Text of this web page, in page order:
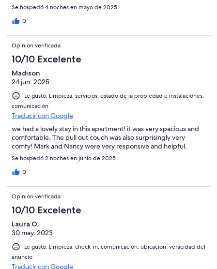
Se hospedó 4 noches en mayo de 2025
0
Opinión verificada
10/10 Excelente
Madison
24 jun. 2025
Le gustó: Limpieza, servicios, estado de la propiedad e instalaciones,
comunicación
Traducir con Google
we had a lovely stay in this apartment! it was very spacious and
comfortable. The pull out couch was also surprisingly very
comfy! Mark and Nancy were very responsive and helpful.
Se hospedó 2 noches en junio de 2025
0
Opinión verificada
10/10 Excelente
Laura O.
30 may. 2023
Le gustó: Limpieza, check-in, comunicación, ubicación, veracidad del
anuncio
Traducir con Google